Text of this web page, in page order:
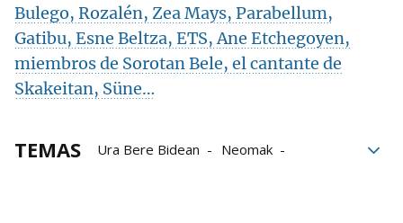
Bulego, Rozalén, Zea Mays, Parabellum,
Gatibu, Esne Beltza, ETS, Ane Etchegoyen,
miembros de Sorotan Bele, el cantante de
Skakeitan, Süne…
TEMAS Ura Bere Bidean
Neomak